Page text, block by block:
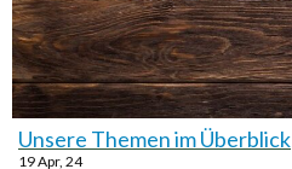
Unsere Themen im Überblick
19Apr, 24